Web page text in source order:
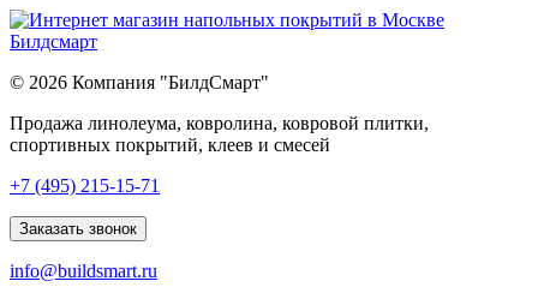
© 2026 Компания "БилдСмарт"
Продажа линолеума, ковролина, ковровой плитки,
спортивных покрытий, клеев и смесей
Explore
lists
best
+7 (495) 215-15-71
Заказать звонок
info@buildsmart.ru